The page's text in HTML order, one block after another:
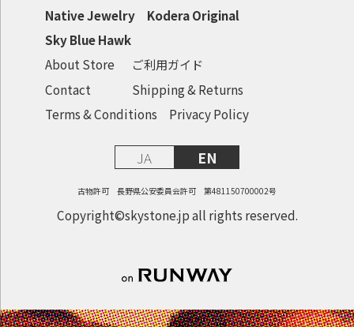
Native Jewelry
Kodera Original
Sky Blue Hawk
About Store
ご利用ガイド
Contact
Shipping & Returns
Terms & Conditions
Privacy Policy
JA EN
古物許可 長野県公安委員会許可 第481150700002号
Copyright©skystone.jp all rights reserved.